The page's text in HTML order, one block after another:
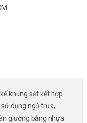
khung sắt kết hợp
dụng ngủ trưa,
giường bằng nhựa